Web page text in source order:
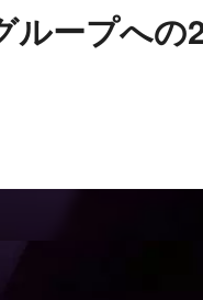
ループへの